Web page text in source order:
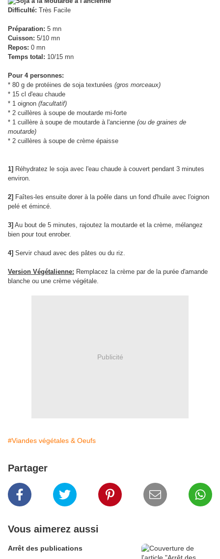
Difficulté: Très Facile
Préparation: 5 mn
Cuisson: 5/10 mn
Repos: 0 mn
Temps total: 10/15 mn
Pour 4 personnes:
* 80 g de protéines de soja texturées (gros morceaux)
* 15 cl d'eau chaude
* 1 oignon (facultatif)
* 2 cuillères à soupe de moutarde mi-forte
* 1 cuillère à soupe de moutarde à l'ancienne (ou de graines de
moutarde)
* 2 cuillères à soupe de crème épaisse
1] Réhydratez le soja avec l'eau chaude à couvert pendant 3 minutes
environ.
2] Faîtes-les ensuite dorer à la poêle dans un fond d'huile avec l'oignon
pelé et émincé.
3] Au bout de 5 minutes, rajoutez la moutarde et la crème, mélangez
bien pour tout enrober.
4] Servir chaud avec des pâtes ou du riz.
Version Végétalienne: Remplacez la crème par de la purée d'amande
blanche ou une crème végétale.
Publicité
#Viandes végétales & Oeufs
Partager
Vous aimerez aussi
Arrêt des publications